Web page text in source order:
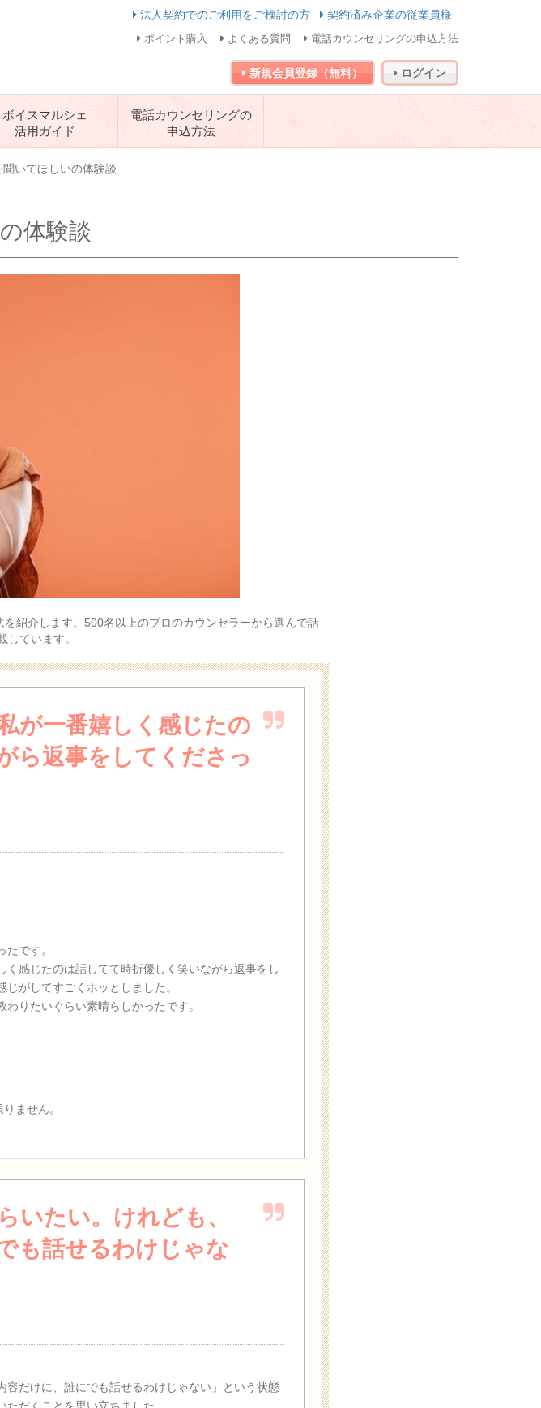
法人契約でのご利用をご検討の方 契約済み企業の従業員様
ポイント購入 よくある質問 電話カウンセリングの申込方法
新規会員登録（無料） ログイン
ボイスマルシェ
活用ガイド
電話カウンセリングの
申込方法
いてほしいの体験談
体験談
紹介します。500名以上のプロのカウンセラーから選んで話
ています。
が一番嬉しく感じたの
ら返事をしてくださっ
です。
感じたのは話してて時折優しく笑いながら返事をし
がしてすごくホッとしました。
りたいぐらい素晴らしかったです。
ません。
いたい。けれども、
も話せるわけじゃな
容だけに、誰にでも話せるわけじゃない」という状態